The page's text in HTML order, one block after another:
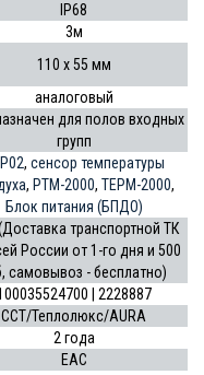
IP68
3м
110 х 55 мм
аналоговый
для полов входных
групп
, сенсор температуры
, РТМ-2000, ТЕРМ-2000,
Блок питания (БПДО)
транспортной ТК
России от 1-го дня и 500
самовывоз - бесплатно)
| 2228887
ССТ/Теплолюкс/AURA
2 года
EAC